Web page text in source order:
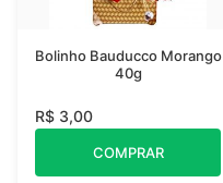
Bolinho Bauducco Morango
40g
R$ 3,00
COMPRAR